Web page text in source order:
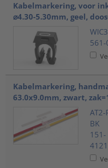
Kabelmarkering, voor
⌀4.30-5.30mm, geel,
Kabelmarkering,
63.0x9.0mm, zwart,
AT2-
BK
151-